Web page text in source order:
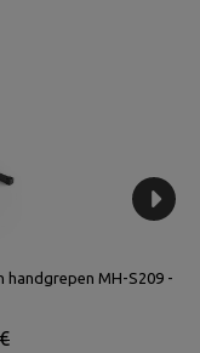
MH-S209 -